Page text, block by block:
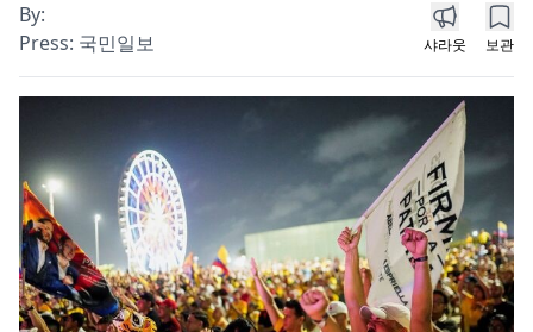
By:
Press: 국민일보 샤라웃 보관